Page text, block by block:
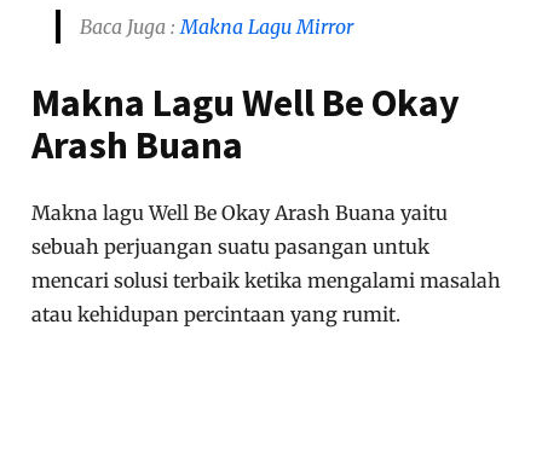
Baca Juga :Makna Lagu Mirror
Makna Lagu Well Be Okay
Arash Buana
Makna lagu Well Be Okay Arash Buana yaitu
sebuah perjuangan suatu pasangan untuk
mencari solusi terbaik ketika mengalami masalah
atau kehidupan percintaan yang rumit.